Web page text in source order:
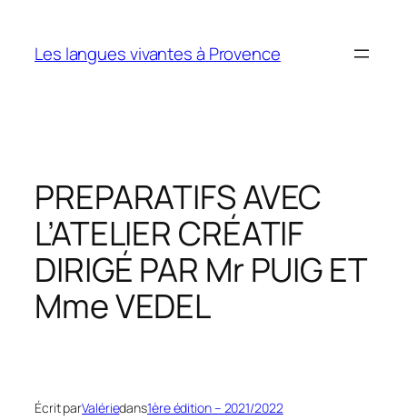
contenu
Les langues vivantes à Provence
PREPARATIFS AVEC
L’ATELIER CRÉATIF
DIRIGÉ PAR Mr PUIG ET
Mme VEDEL
Écrit parValériedans1ère édition – 2021/2022